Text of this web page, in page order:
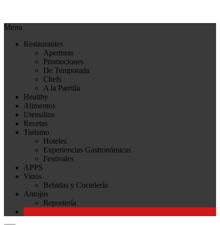
Menu
Restaurantes
Aperturas
Promociones
De Temporada
Chefs
A la Parrilla
Healthy
Alimentos
Utensilios
Recetas
Turismo
Hoteles
Experiencias Gastronómicas
Festivales
APPS
Vinos
Bebidas y Coctelería
Antojos
Repostería